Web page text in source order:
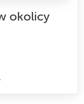
okolicy